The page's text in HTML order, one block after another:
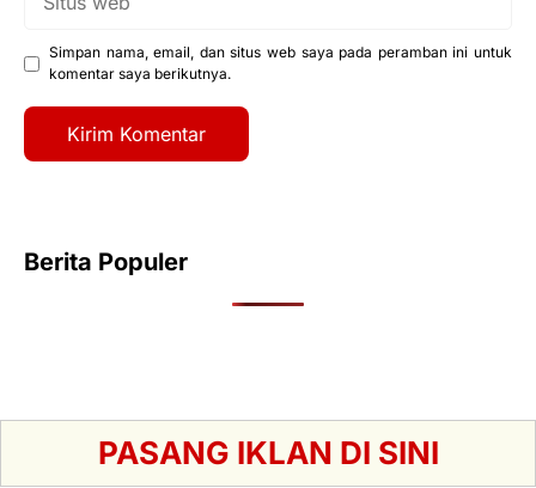
Simpan nama, email, dan situs web saya pada peramban ini untuk
komentar saya berikutnya.
Berita Populer
PASANG IKLAN DI SINI